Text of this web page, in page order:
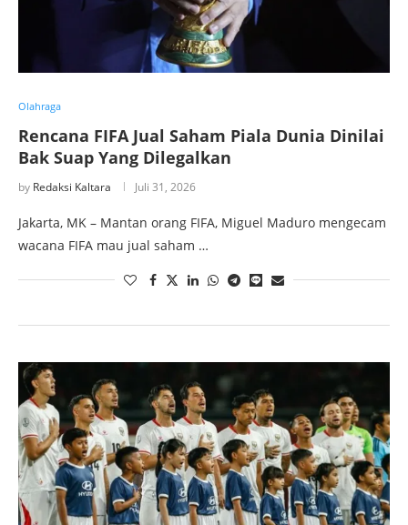
Olahraga
Rencana FIFA Jual Saham Piala Dunia Dinilai
Bak Suap Yang Dilegalkan
by Redaksi Kaltara Juli 31, 2026
Jakarta, MK – Mantan orang FIFA, Miguel Maduro mengecam
wacana FIFA mau jual saham …